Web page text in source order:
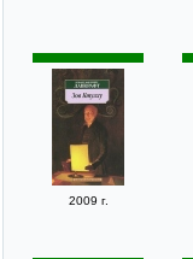
2009 г.